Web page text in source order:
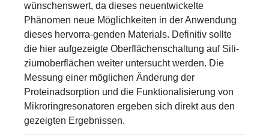
wünschenswert, da dieses neuentwickelte
Phänomen neue Möglichkeiten in der Anwendung
dieses hervorra-genden Materials. Definitiv sollte
die hier aufgezeigte Oberflächenschaltung auf Sili-
ziumoberflächen weiter untersucht werden. Die
Messung einer möglichen Änderung der
Proteinadsorption und die Funktionalisierung von
Mikroringresonatoren ergeben sich direkt aus den
gezeigten Ergebnissen.